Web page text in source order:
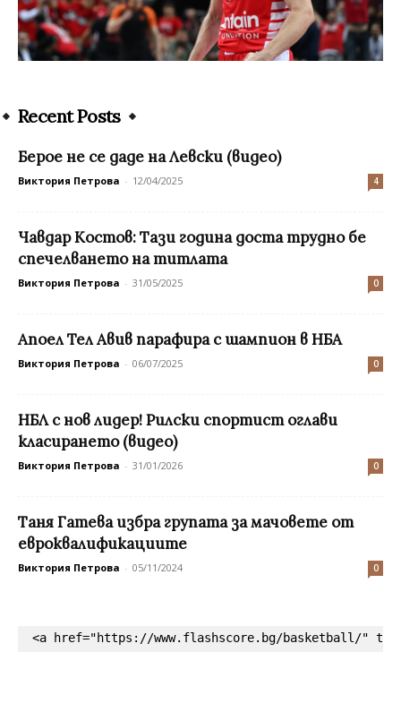
Recent Posts
Берое не се даде на Левски (видео)
Виктория Петрова - 12/04/2025 4
Чавдар Костов: Тази година доста трудно бе
спечелването на титлата
Виктория Петрова - 31/05/2025 0
Апоел Тел Авив парафира с шампион в НБА
Виктория Петрова - 06/07/2025 0
НБЛ с нов лидер! Рилски спортист оглави
класирането (видео)
Виктория Петрова - 31/01/2026 0
Таня Гатева избра групата за мачовете от
евроквалификациите
Виктория Петрова - 05/11/2024 0
<a href="https://www.flashscore.bg/basketball/"